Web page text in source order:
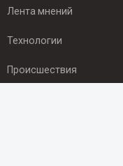
Лента мнений
Технологии
Происшествия